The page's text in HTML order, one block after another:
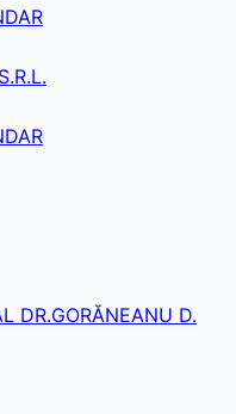
DR.GORĂNEANU D.